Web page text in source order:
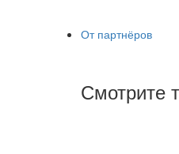
От партнёров
Смотрите